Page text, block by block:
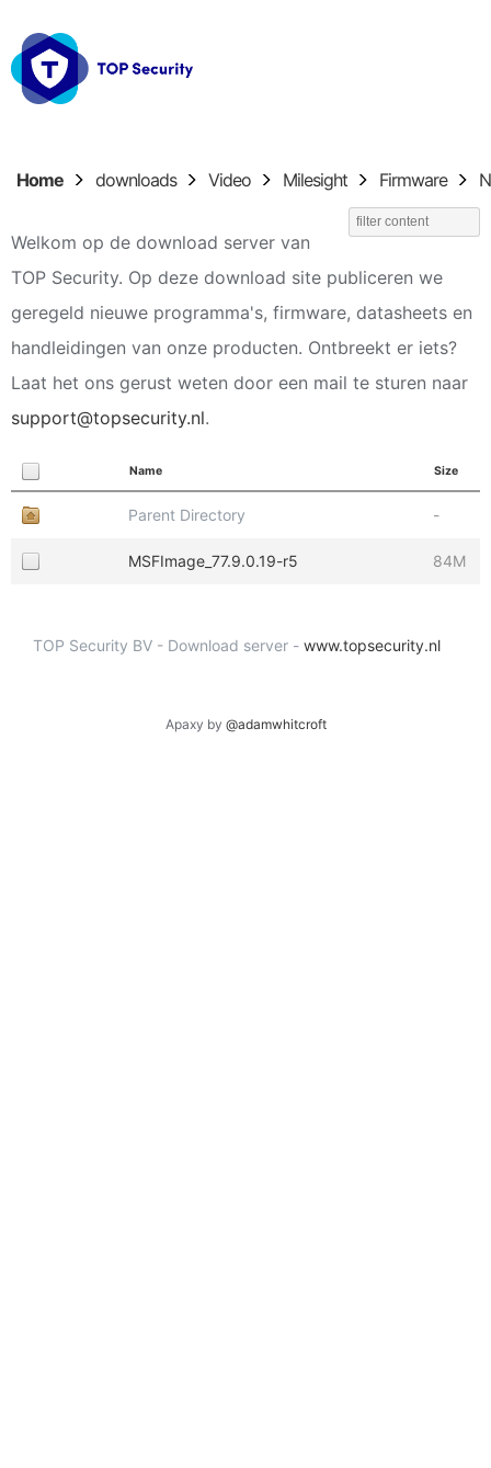
Home downloads Video Milesight Firmware
Welkom op de download server van
TOP Security. Op deze download site publiceren we
geregeld nieuwe programma's, firmware, datasheets en
handleidingen van onze producten. Ontbreekt er iets?
Laat het ons gerust weten door een mail te sturen naar
support@topsecurity.nl.
Name Size
Parent Directory -
MSFImage_77.9.0.19-r5 84M
TOP Security BV - Download server - www.topsecurity.nl
Apaxy by @adamwhitcroft